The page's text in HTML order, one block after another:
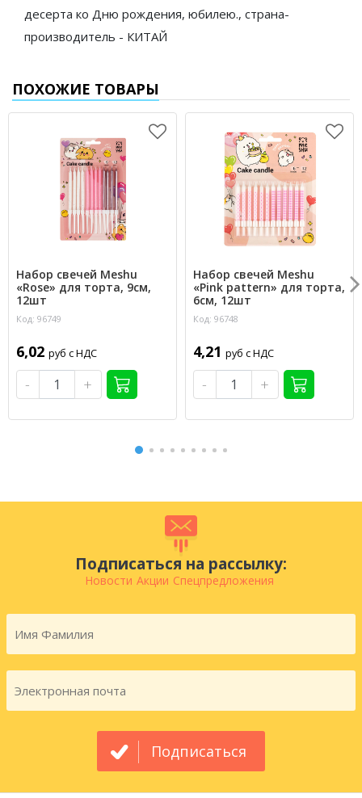
десерта ко Дню рождения, юбилею., страна-
производитель - КИТАЙ
ПОХОЖИЕ ТОВАРЫ
Набор свечей Meshu
«Rose» для торта, 9см,
12шт
Код: 96749
6,02 руб с НДС
- +
Набор свечей Meshu
«Pink pattern» для торта,
6см, 12шт
Код: 96748
4,21 руб с НДС
- +
Подписаться на рассылку:
Новости Акции Спецпредложения
Подписаться